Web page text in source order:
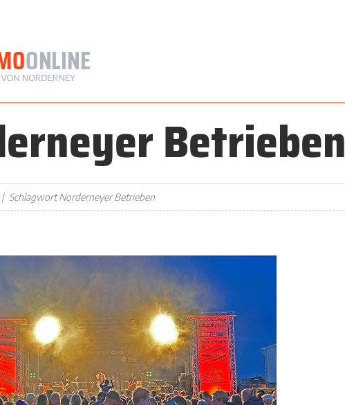
Betrieben
Schlagwort Norderneyer Betrieben